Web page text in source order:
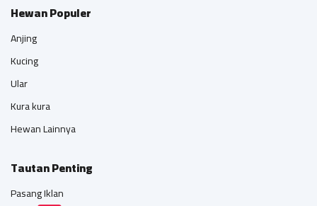
Hewan Populer
Anjing
Kucing
Ular
Kura kura
Hewan Lainnya
Tautan Penting
Pasang Iklan